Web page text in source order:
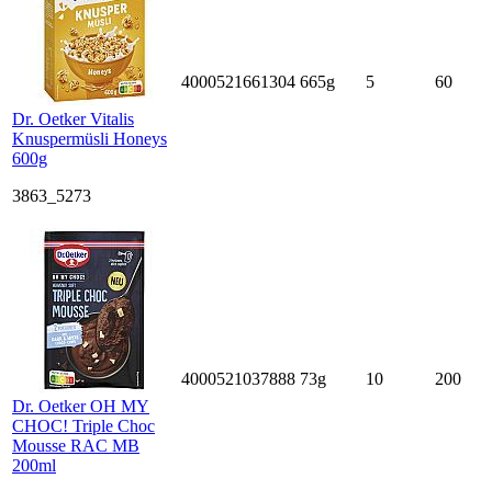
Dr. Oetker Vitalis
Knuspermüsli Honeys
600g
3863_5273
4000521661304 665g 5 60
Dr. Oetker OH MY
CHOC! Triple Choc
Mousse RAC MB
200ml
4000521037888 73g 10 200